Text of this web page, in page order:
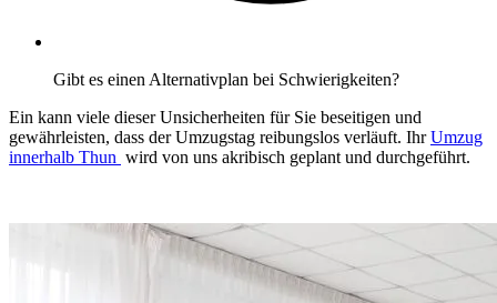
Gibt es einen Alternativplan bei Schwierigkeiten?
Ein kann viele dieser Unsicherheiten für Sie beseitigen und
gewährleisten, dass der Umzugstag reibungslos verläuft. IhrUmzug
innerhalb Thun ⁠ wird von uns akribisch geplant und durchgeführt.